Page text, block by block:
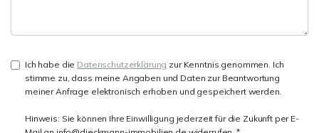
Ich habe die Datenschutzerklärung zur Kenntnis genommen. Ich
stimme zu, dass meine Angaben und Daten zur Beantwortung
meiner Anfrage elektronisch erhoben und gespeichert werden.
Hinweis: Sie können Ihre Einwilligung jederzeit für die Zukunft per E-